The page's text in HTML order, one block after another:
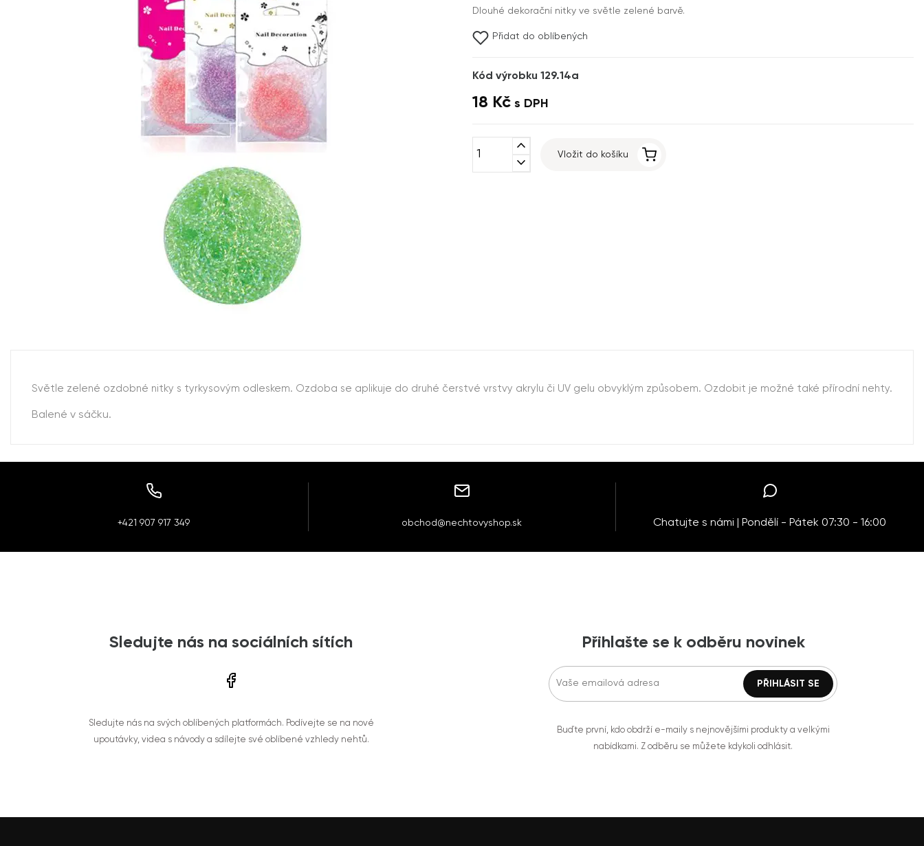
Dlouhé dekorační nitky ve světle zelené barvě.
Přidat do oblíbených
Kód výrobku 129.14a
18 Kč s DPH
expand_less
expand_more
Vložit do košíku
Světle zelené ozdobné nitky s tyrkysovým odleskem. Ozdoba se aplikuje do druhé čerstvé vrstvy akrylu či UV gelu obvyklým způsobem. Ozdobit je možné také přírodní nehty.
Balené v sáčku.
+421 907 917 349 obchod@nechtovyshop.sk Chatujte s námi | Pondělí - Pátek 07:30 - 16:00
Sledujte nás na sociálních sítích
Sledujte nás na svých oblíbených platformách. Podívejte se na nové
upoutávky, videa s návody a sdílejte své oblíbené vzhledy nehtů.
Přihlašte se k odběru novinek
Buďte první, kdo obdrží e-maily s nejnovějšími produkty a velkými
nabídkami. Z odběru se můžete kdykoli odhlásit.